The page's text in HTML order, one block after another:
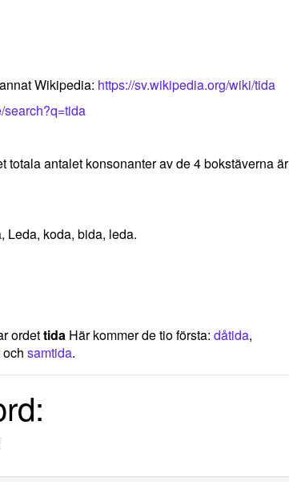
Wikipedia: https://sv.wikipedia.org/wiki/tida
search?q=tida
antalet konsonanter av de 4 bokstäverna är
Leda, koda, bida, leda.
ordettida Här kommer de tio första: dåtida,
och samtida.